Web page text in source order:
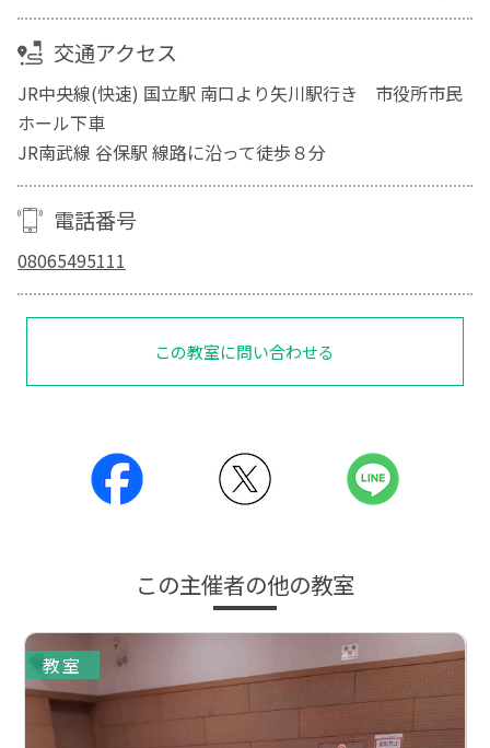
交通アクセス
JR中央線(快速) 国立駅 南口より矢川駅行き 市役所市民
ホール下車
JR南武線 谷保駅 線路に沿って徒歩８分
電話番号
08065495111
この教室に問い合わせる
この主催者の他の教室
教室